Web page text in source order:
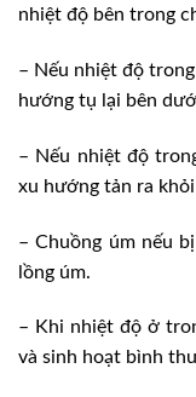
nhiệt độ bên trong
– Nếu nhiệt độ
hướng tụ lại bên
– Nếu nhiệt độ
xu hướng tản ra
– Chuồng úm nếu
lồng úm.
– Khi nhiệt độ ở
và sinh hoạt bình